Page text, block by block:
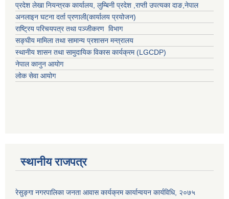
प्रदेश लेखा नियन्त्रक कार्यालय, लुम्बिनी प्रदेश ,राप्ती उपत्यका दाङ,नेपाल
अनलाइन घटना दर्ता प्रणाली(कार्यालय प्रयोजन)
राष्ट्रिय परिचयपत्र तथा पञ्जीकरण विभाग
सङ्घीय मामिला तथा सामान्य प्रशासन मन्त्रालय
स्थानीय शासन तथा सामुदायिक विकास कार्यक्रम (LGCDP)
नेपाल कानुन आयोग
लोक सेवा आयोग
स्थानीय राजपत्र
रेसुङ्गा नगरपालिका जनता आवास कार्यक्रम कार्यान्वयन कार्यविधि, २०७५